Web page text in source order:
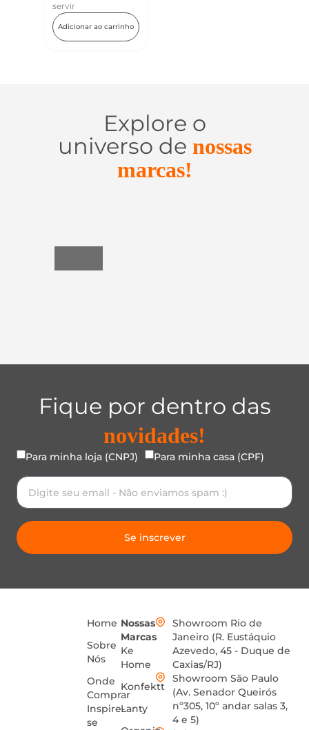
servir
Adicionar ao carrinho
Explore o
universo de nossas
marcas!
Fique por dentro das
novidades!
Para minha loja (CNPJ) Para minha casa (CPF)
Se inscrever
Home
Sobre
Nós
Onde
Comprar
Inspire-
se
Nossas
Marcas
Ke
Home
Konfektt
Lanty
Showroom Rio de
Janeiro (R. Eustáquio
Azevedo, 45 - Duque de
Caxias/RJ)
Showroom São Paulo
(Av. Senador Queirós
nº305, 10º andar salas 3,
4 e 5)